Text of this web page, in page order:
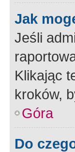
Jak
Jeśli
Klikając
kroków,
Góra
Do